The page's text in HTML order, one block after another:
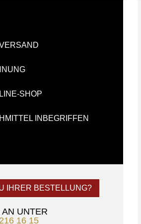
SHOP
INBEGRIFFEN
IHRER BESTELLUNG?
UNTER
16 15